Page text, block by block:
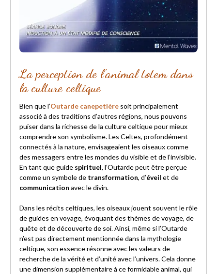
La perception de l’animal totem dans
la culture celtique
Bien que l’Outarde canepetièresoit principalement
associé à des traditions d’autres régions, nous pouvons
puiser dans la richesse de la culture celtique pour mieux
comprendre son symbolisme. Les Celtes, profondément
connectés à la nature, envisageaient les oiseaux comme
des messagers entre les mondes du visible et de l’invisible.
En tant que guide spirituel, l’Outarde peut être perçue
comme un symbole de transformation, d’éveil et de
communication avec le divin.
Dans les récits celtiques, les oiseaux jouent souvent le rôle
de guides en voyage, évoquant des thèmes de voyage, de
quête et de découverte de soi. Ainsi, même si l’Outarde
n’est pas directement mentionnée dans la mythologie
celtique, son essence résonne avec les valeurs de
recherche de la vérité et d’unité avec l’univers. Cela donne
une dimension supplémentaire à ce formidable animal, qui